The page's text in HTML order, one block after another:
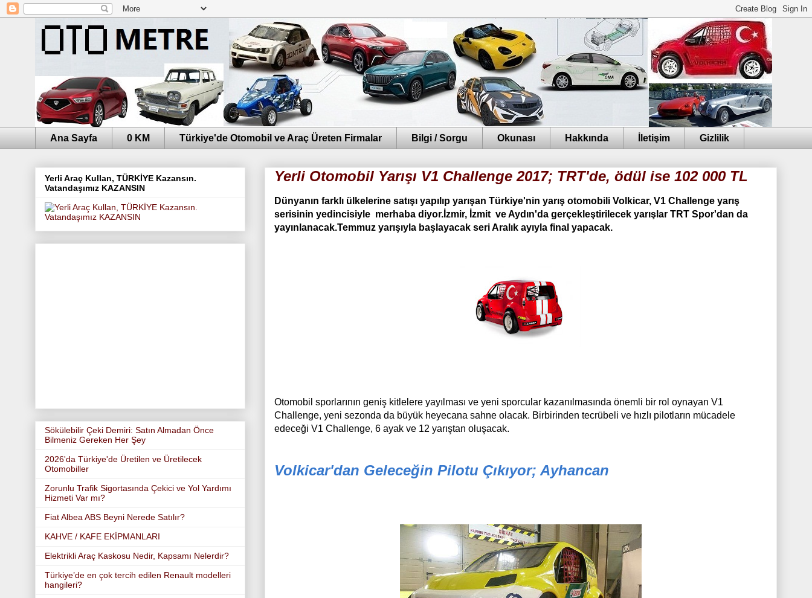
Ana Sayfa 0 KM Türkiye'de Otomobil ve Araç Üreten Firmalar Bilgi / Sorgu Okunası Hakkında İletişim Gizlilik
Yerli Otomobil Yarışı V1 Challenge 2017; TRT'de, ödül ise 102 000 TL
Dünyanın farklı ülkelerine satışı yapılıp yarışan Türkiye'nin yarış otomobili Volkicar, V1 Challenge yarış
serisinin yedincisiyle merhaba diyor.İzmir, İzmit ve Aydın'da gerçekleştirilecek yarışlar TRT Spor'dan da
yayınlanacak.Temmuz yarışıyla başlayacak seri Aralık ayıyla final yapacak.
Otomobil sporlarının geniş kitlelere yayılması ve yeni sporcular kazanılmasında önemli bir rol oynayan V1
Challenge, yeni sezonda da büyük heyecana sahne olacak. Birbirinden tecrübeli ve hızlı pilotların mücadele
edeceği V1 Challenge, 6 ayak ve 12 yarıştan oluşacak.
Volkicar'dan Geleceğin Pilotu Çıkıyor; Ayhancan
Yerli Araç Kullan, TÜRKİYE Kazansın.
Vatandaşımız KAZANSIN
Sökülebilir Çeki Demiri: Satın Almadan Önce
Bilmeniz Gereken Her Şey
2026'da Türkiye'de Üretilen ve Üretilecek
Otomobiller
Zorunlu Trafik Sigortasında Çekici ve Yol Yardımı
Hizmeti Var mı?
Fiat Albea ABS Beyni Nerede Satılır?
KAHVE / KAFE EKİPMANLARI
Elektrikli Araç Kaskosu Nedir, Kapsamı Nelerdir?
Türkiye’de en çok tercih edilen Renault modelleri
hangileri?